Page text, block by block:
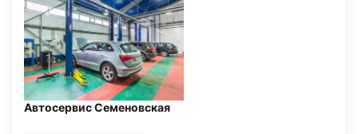
Автосервис Семеновская